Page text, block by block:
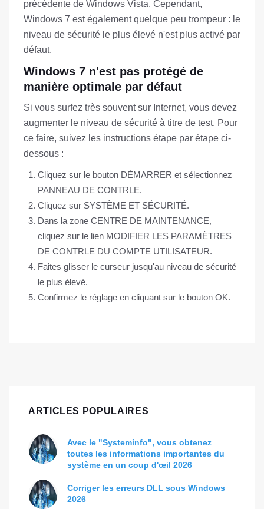
précédente de Windows Vista. Cependant,
Windows 7 est également quelque peu trompeur : le
niveau de sécurité le plus élevé n'est plus activé par
défaut.
Windows 7 n'est pas protégé de
manière optimale par défaut
Si vous surfez très souvent sur Internet, vous devez
augmenter le niveau de sécurité à titre de test. Pour
ce faire, suivez les instructions étape par étape ci-
dessous :
Cliquez sur le bouton DÉMARRER et sélectionnez
PANNEAU DE CONTRLE.
Cliquez sur SYSTÈME ET SÉCURITÉ.
Dans la zone CENTRE DE MAINTENANCE,
cliquez sur le lien MODIFIER LES PARAMÈTRES
DE CONTRLE DU COMPTE UTILISATEUR.
Faites glisser le curseur jusqu'au niveau de sécurité
le plus élevé.
Confirmez le réglage en cliquant sur le bouton OK.
ARTICLES POPULAIRES
Avec le "Systeminfo", vous obtenez
toutes les informations importantes du
système en un coup d'œil 2026
Corriger les erreurs DLL sous Windows
2026